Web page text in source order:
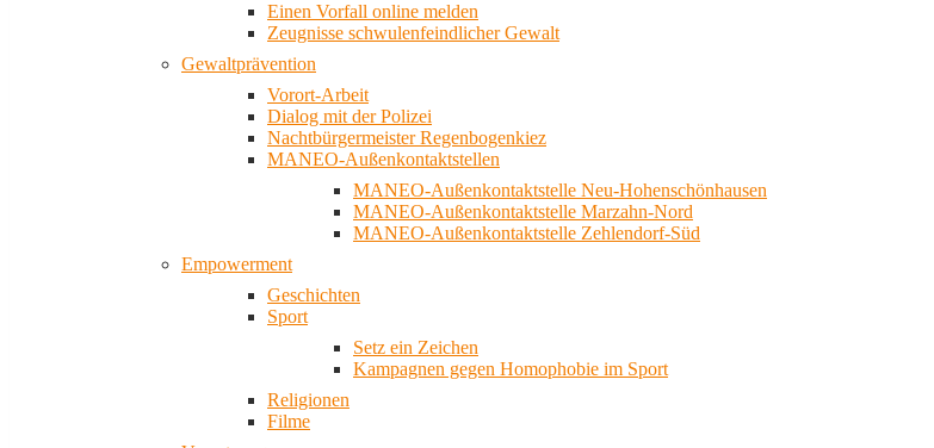
Einen Vorfall online melden
Zeugnisse schwulenfeindlicher Gewalt
Gewaltprävention
Vorort-Arbeit
Dialog mit der Polizei
Nachtbürgermeister Regenbogenkiez
MANEO-Außenkontaktstellen
MANEO-Außenkontaktstelle Neu-Hohenschönhausen
MANEO-Außenkontaktstelle Marzahn-Nord
MANEO-Außenkontaktstelle Zehlendorf-Süd
Empowerment
Geschichten
Sport
Setz ein Zeichen
Kampagnen gegen Homophobie im Sport
Religionen
Filme